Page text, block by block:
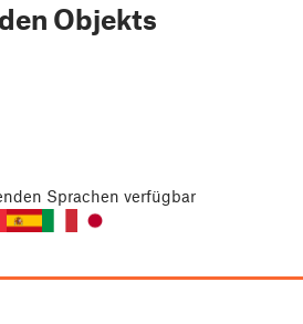
Objekts
Sprachen verfügbar